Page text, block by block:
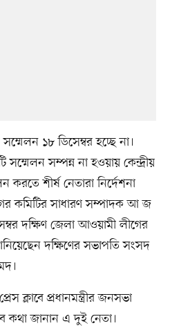
১৮ ডিসেম্বর হচ্ছে না।
সম্মেলন সম্পন্ন না হওয়ায় কেন্দ্রীয়
শীর্ষ নেতারা নির্দেশনা
কমিটির সাধারণ সম্পাদক আ জ
দক্ষিণ জেলা আওয়ামী লীগের
দক্ষিণের সভাপতি সংসদ
ক্লাবে প্রধানমন্ত্রীর জনসভা
কথা জানান এ দুই নেতা।